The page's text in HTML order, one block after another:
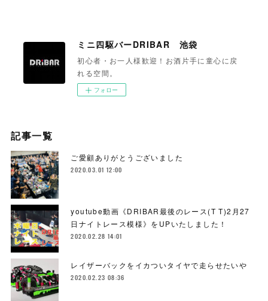
ミニ四駆バーDRIBAR 池袋
初心者・お一人様歓迎！お酒片手に童心に戻
れる空間。
フォロー
記事一覧
ご愛顧ありがとうございました
2020.03.01 12:00
youtube動画《DRIBAR最後のレース(T T)2月27
日ナイトレース模様》をUPいたしました！
2020.02.28 14:01
レイザーバックをイカついタイヤで走らせたいや
2020.02.23 08:36